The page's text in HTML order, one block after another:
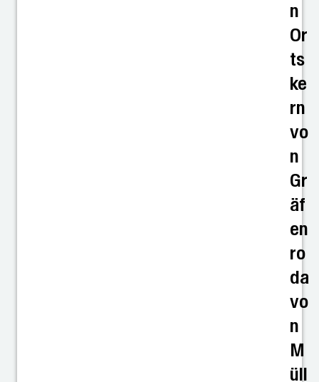
n
Or
ts
ke
rn
vo
n
Gr
äf
en
ro
da
vo
n
M
üll